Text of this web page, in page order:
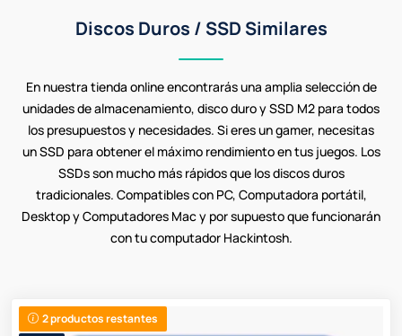
Discos Duros / SSD Similares
En nuestra tienda online encontrarás una amplia selección de
unidades de almacenamiento, disco duro y SSD M2 para todos
los presupuestos y necesidades. Si eres un gamer, necesitas
un SSD para obtener el máximo rendimiento en tus juegos. Los
SSDs son mucho más rápidos que los discos duros
tradicionales. Compatibles con PC, Computadora portátil,
Desktop y Computadores Mac y por supuesto que funcionarán
con tu computador Hackintosh.
2 productos restantes